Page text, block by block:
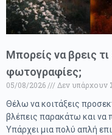
Μπορείς να βρεις τι
φωτογραφίες;
05/08/2026
Δεν υπάρχουν
Θέλω να κοιτάξεις
βλέπεις παρακάτω και να
Υπάρχει μια πολύ απλή